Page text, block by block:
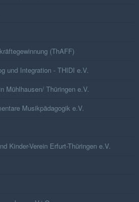
(ThAFF)
und Integration - THIDI e.V.
Mühlhausen/ Thüringen e.V.
Musikpädagogik e.V.
Kinder-Verein Erfurt-Thüringen e.V.